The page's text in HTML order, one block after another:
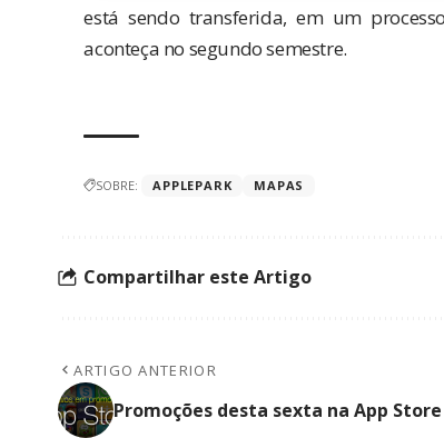
está sendo transferida, em um
aconteça no segundo semestre.
SOBRE: APPLEPARK MAPAS
Compartilhar este Artigo
ARTIGO ANTERIOR
Promoções desta sexta na App Store